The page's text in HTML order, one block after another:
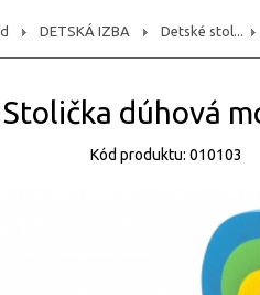
DETSKÁ IZBA Detské stol...
Stolička dúhová
Kód produktu: 010103